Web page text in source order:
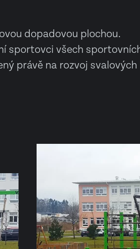
dopadovou plochou.
sportovci všech
právě na rozvoj svalových